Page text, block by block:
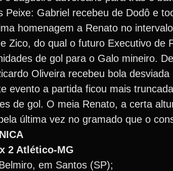
Peixe: Gabriel recebeu de Dodô e
homenagem a Renato no
Zico, do qual o futuro Executivo de
de gol para o Galo mineiro.
Oliveira recebeu bola
evento a partida ficou mais
de gol. O meia Renato, a certa
última vez no gramado que o
2 Atlético-MG
em Santos (SP);